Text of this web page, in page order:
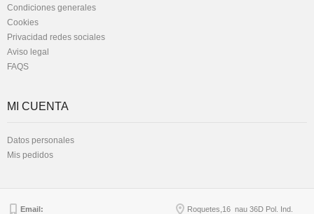
Condiciones generales
Cookies
Privacidad redes sociales
Aviso legal
FAQS
MI CUENTA
Datos personales
Mis pedidos
Email: Roquetes,16 nau 36D Pol. Ind.